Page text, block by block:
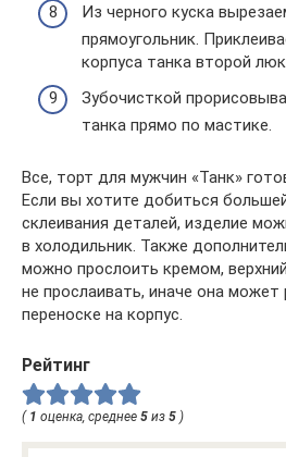
Из черного куска
прямоугольник.
корпуса танка второй
Зубочисткой
танка прямо по мастике.
Все, торт для мужчин «Танк»
Если вы хотите добиться
склеивания деталей, изделие
в холодильник. Также
можно прослоить кремом,
не прослаивать, иначе она может
переноске на корпус.
Рейтинг
( 1 оценка, среднее 5 из 5 )